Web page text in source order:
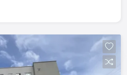
em contato
uma visita. Obs:
o locatário fica